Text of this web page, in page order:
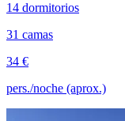
14 dormitorios
31 camas
34 €
pers./noche (aprox.)